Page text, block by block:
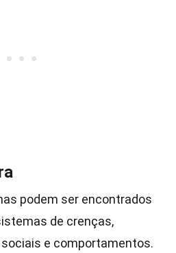
podem ser encontrados
de crenças,
e comportamentos.